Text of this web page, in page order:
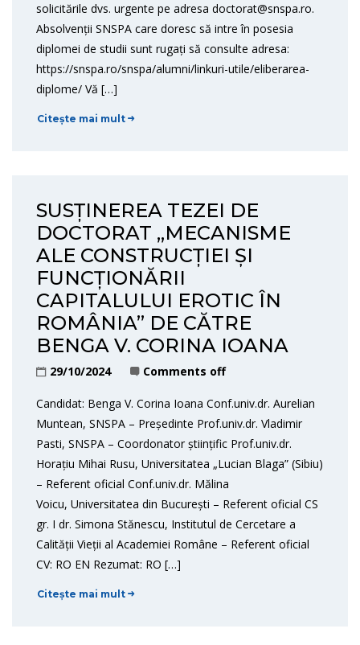
solicitările dvs. urgente pe adresa doctorat@snspa.ro.
Absolvenții SNSPA care doresc să intre în posesia
diplomei de studii sunt rugați să consulte adresa:
https://snspa.ro/snspa/alumni/linkuri-utile/eliberarea-
diplome/ Vă […]
Citește mai mult
SUSȚINEREA TEZEI DE
DOCTORAT „MECANISME
ALE CONSTRUCȚIEI ȘI
FUNCȚIONĂRII
CAPITALULUI EROTIC ÎN
ROMÂNIA” DE CĂTRE
BENGA V. CORINA IOANA
29/10/2024 Comments off
Candidat: Benga V. Corina Ioana Conf.univ.dr. Aurelian
Muntean, SNSPA – Președinte Prof.univ.dr. Vladimir
Pasti, SNSPA – Coordonator științific Prof.univ.dr.
Horațiu Mihai Rusu, Universitatea „Lucian Blaga” (Sibiu)
– Referent oficial Conf.univ.dr. Mălina
Voicu, Universitatea din București – Referent oficial CS
gr. I dr. Simona Stănescu, Institutul de Cercetare a
Calității Vieții al Academiei Române – Referent oficial
CV: RO EN Rezumat: RO […]
Citește mai mult